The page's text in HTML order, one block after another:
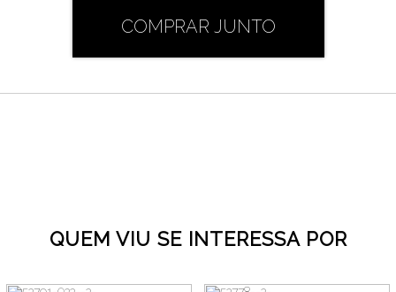
COMPRAR JUNTO
QUEM VIU SE INTERESSA POR